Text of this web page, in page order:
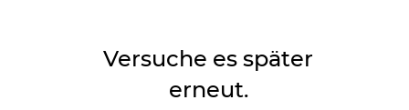
Versuche es später
erneut.